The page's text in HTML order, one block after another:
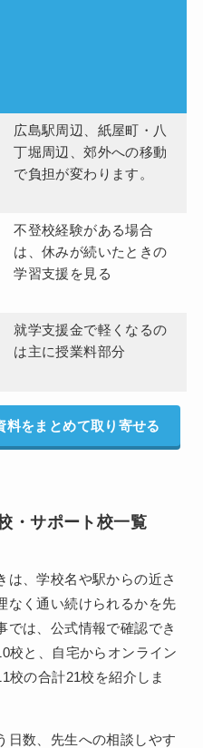
広島駅周辺、紙屋町・八
丁堀周辺、郊外への移動
で負担が変わります。
不登校経験がある場合
は、休みが続いたときの
学習支援を見る
就学支援金で軽くなるの
は主に授業料部分
料をまとめて取り寄せる
・サポート校一覧
は、学校名や駅からの近さ
なく通い続けられるかを先
では、公式情報で確認でき
校と、自宅からオンライン
校の合計21校を紹介しま
日数、先生への相談しやす